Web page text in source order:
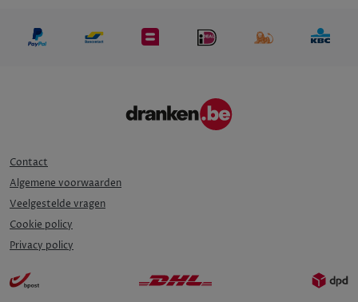
Contact
Algemene voorwaarden
Veelgestelde vragen
Cookie policy
Privacy policy